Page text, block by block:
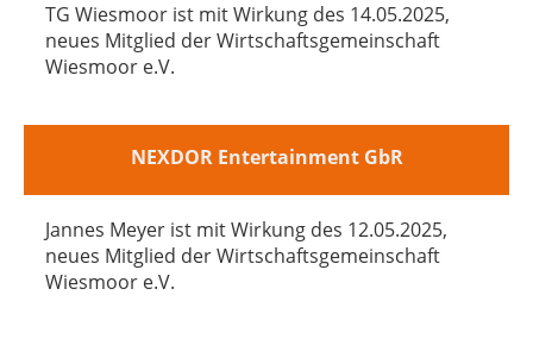
TG Wiesmoor ist mit Wirkung des 14.05.2025,
neues Mitglied der Wirtschaftsgemeinschaft
Wiesmoor e.V.
NEXDOR Entertainment GbR
Jannes Meyer ist mit Wirkung des 12.05.2025,
neues Mitglied der Wirtschaftsgemeinschaft
Wiesmoor e.V.